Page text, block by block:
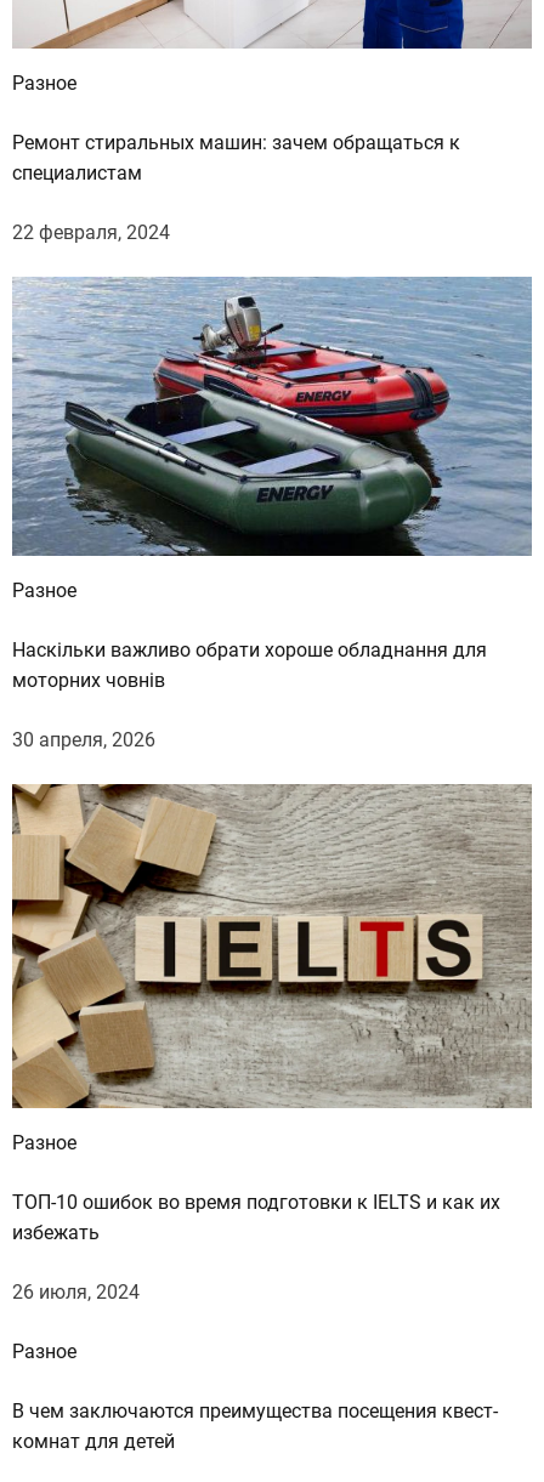
Разное
Ремонт стиральных машин: зачем обращаться к
специалистам
22 февраля, 2024
Разное
Наскільки важливо обрати хороше обладнання для
моторних човнів
30 апреля, 2026
Разное
ТОП-10 ошибок во время подготовки к IELTS и как их
избежать
26 июля, 2024
Разное
В чем заключаются преимущества посещения квест-
комнат для детей